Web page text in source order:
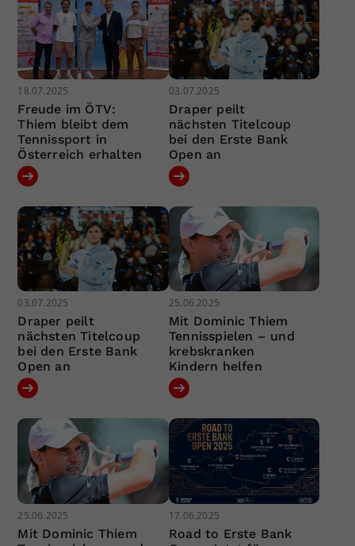
18.07.2025
Freude im ÖTV:
Thiem bleibt dem
Tennissport in
Österreich erhalten
03.07.2025
Draper peilt
nächsten Titelcoup
bei den Erste Bank
Open an
03.07.2025
Draper peilt
nächsten Titelcoup
bei den Erste Bank
Open an
25.06.2025
Mit Dominic Thiem
Tennisspielen – und
krebskranken
Kindern helfen
25.06.2025
Mit Dominic Thiem
17.06.2025
Road to Erste Bank